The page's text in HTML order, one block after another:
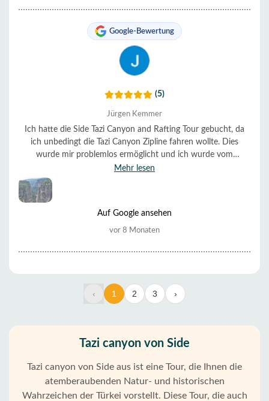
Google-Bewertung
(5)
Jürgen Kemmer
Ich hatte die Side Tazi Canyon and Rafting Tour gebucht, da
ich unbedingt die Tazi Canyon Zipline fahren wollte. Dies
wurde mir problemlos ermöglicht und ich wurde vom
Endpunkt der Zipline zur Rafting Station gebracht. Dort
konnte ich mir Neopren-Ausrüstung ausleihen. Das ist im
November zu empfehlen. Der Fluss ist doch recht kalt. Vor
dem Rafting gab es wie angegeben ein warmes Mittagessen.
Nach dem Rafting ging es wieder zurück zum Hotel. Die 30€,
die ich bezahlt habe, waren für die erbrachte Leistung sehr
Tour gebucht hatte. Trotzdem hat alles vorbildlich funktioniert.
Mehr lesen
Auf Google ansehen
vor 8 Monaten
‹ 1 2 3 ›
Tazi canyon von Side
Tazi canyon von Side aus ist eine Tour, die Ihnen die
atemberaubenden Natur- und historischen
Wahrzeichen der Türkei vorstellt. Diese Tour, die auch